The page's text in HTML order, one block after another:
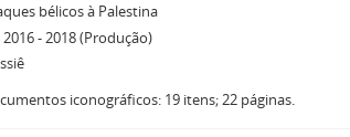
bélicos à Palestina
2016 - 2018 (Produção)
iconográficos: 19 itens; 22 páginas.